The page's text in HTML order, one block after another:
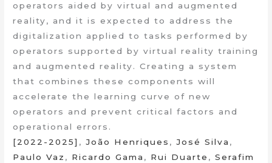
operators aided by virtual and augmented
reality, and it is expected to address the
digitalization applied to tasks performed by
operators supported by virtual reality training
and augmented reality. Creating a system
that combines these components will
accelerate the learning curve of new
operators and prevent critical factors and
operational errors.
[2022-2025] ,João Henriques ,José Silva ,
Paulo Vaz , Ricardo Gama , Rui Duarte ,Serafim